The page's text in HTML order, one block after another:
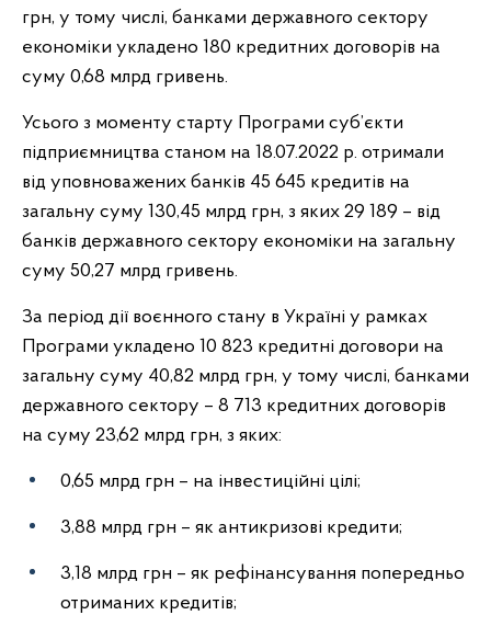
грн, у тому числі, банками державного сектору
економіки укладено 180 кредитних договорів на
суму 0,68 млрд гривень.
Усього з моменту старту Програми суб’єкти
підприємництва станом на 18.07.2022 р. отримали
від уповноважених банків 45 645 кредитів на
загальну суму 130,45 млрд грн, з яких 29 189 – від
банків державного сектору економіки на загальну
суму 50,27 млрд гривень.
За період дії воєнного стану в Україні у рамках
Програми укладено 10 823 кредитні договори на
загальну суму 40,82 млрд грн, у тому числі, банками
державного сектору – 8 713 кредитних договорів
на суму 23,62 млрд грн, з яких:
0,65 млрд грн – на інвестиційні цілі;
3,88 млрд грн – як антикризові кредити;
3,18 млрд грн – як рефінансування попередньо
отриманих кредитів;